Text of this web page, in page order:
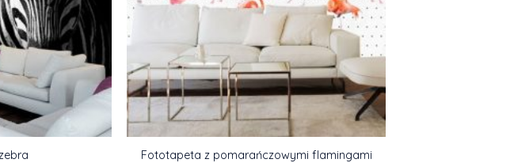
Fototapeta z pomarańczowymi flamingami